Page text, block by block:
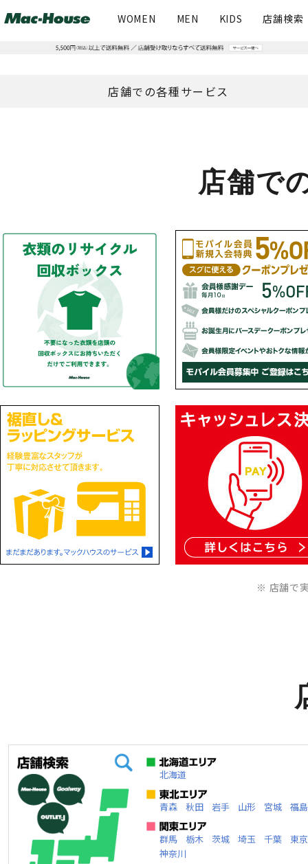
WOMEN MEN KIDS 店舗検索
店舗での各種サービス
店舗で
※ 店舗で
北海道
青森 秋田 岩手 山形 宮城 福島
群馬 栃木 茨城 埼玉 千葉
東京
神奈川